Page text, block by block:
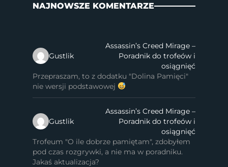
NAJNOWSZE KOMENTARZE
Gustlik
Assassin’s Creed Mirage –
Poradnik do trofeów i
osiągnięć
Przepraszam, to z dodatku "Dolina Pamięci"
nie wersji podstawowej
Gustlik
Assassin’s Creed Mirage –
Poradnik do trofeów i
osiągnięć
Trofeum "O ile dobrze pamiętam", zdobyłem
pod czas rozgrywki, a nie ma w poradniku.
Jakaś aktualizacja?